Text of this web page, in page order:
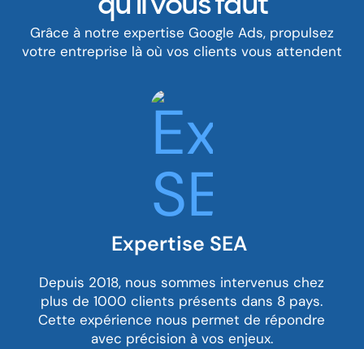
Grâce à notre expertise Google Ads, propulsez
votre entreprise là où vos clients vous attendent
Expertise SEA
Depuis 2018, nous sommes intervenus chez
plus de 1000 clients présents dans 8 pays.
Cette expérience nous permet de répondre
avec précision à vos enjeux.